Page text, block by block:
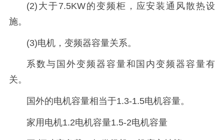
(2)大于7.5KW的变频柜，应安装通风散热设
施。
(3)电机，变频器容量关系。
系数与国外变频器容量和国内变频器容量有
关。
国外的电机容量相当于1.3-1.5电机容量。
家用电机1.2电机容量1.5-2电机容量